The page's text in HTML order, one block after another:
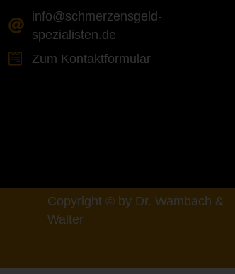
info@schmerzensgeld-
spezialisten.de
Zum Kontaktformular
Copyright © by Dr. Wambach &
Walter